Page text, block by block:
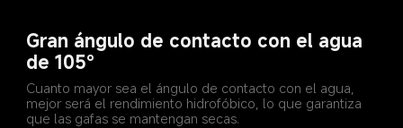
Gran ángulo de contacto con el agua
de 105°
Cuanto mayor sea el ángulo de contacto con el agua,
mejor será el rendimiento hidrofóbico, lo que garantiza
que las gafas se mantengan secas.